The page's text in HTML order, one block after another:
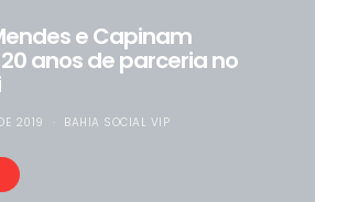
e Capinam
anos de parceria no
2019 BAHIA SOCIAL VIP